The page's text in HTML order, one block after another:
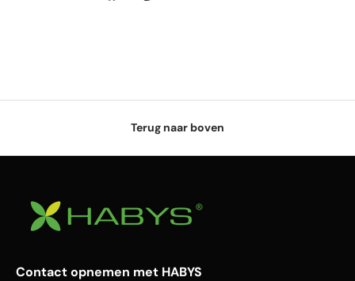
Terug naar boven
Contact opnemen met HABYS